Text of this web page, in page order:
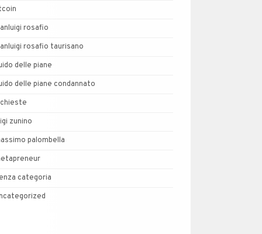
rosafio
rosafio taurisano
delle piane
delle piane condannato
zunino
palombella
categoria